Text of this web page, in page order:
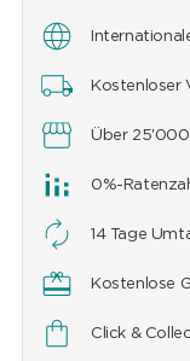
Kostenloser
Über
0%-
14 Tage
Kostenlose
Click &